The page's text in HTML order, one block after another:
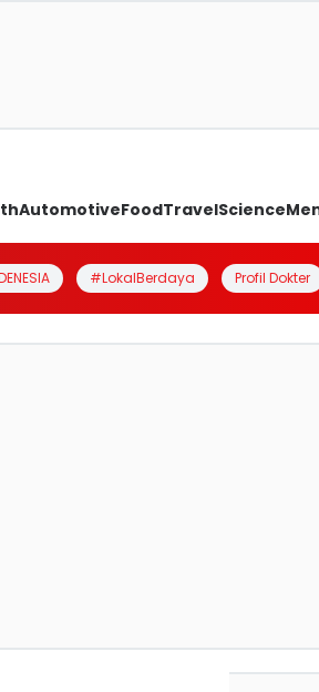
AutomotiveFoodTravelScience
#LokalBerdaya Profil Dokter